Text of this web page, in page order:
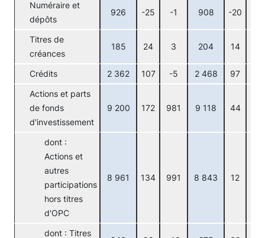
Numéraire et
dépôts
926 -25 -1 908 -20
Titres de
créances
185 24 3 204 14
Crédits 2 362 107 -5 2 468 97
Actions et parts
de fonds
d'investissement
9 200 172 981 9 118 44
dont :
Actions et
autres
participations
hors titres
d'OPC
8 961 134 991 8 843 12
dont : Titres